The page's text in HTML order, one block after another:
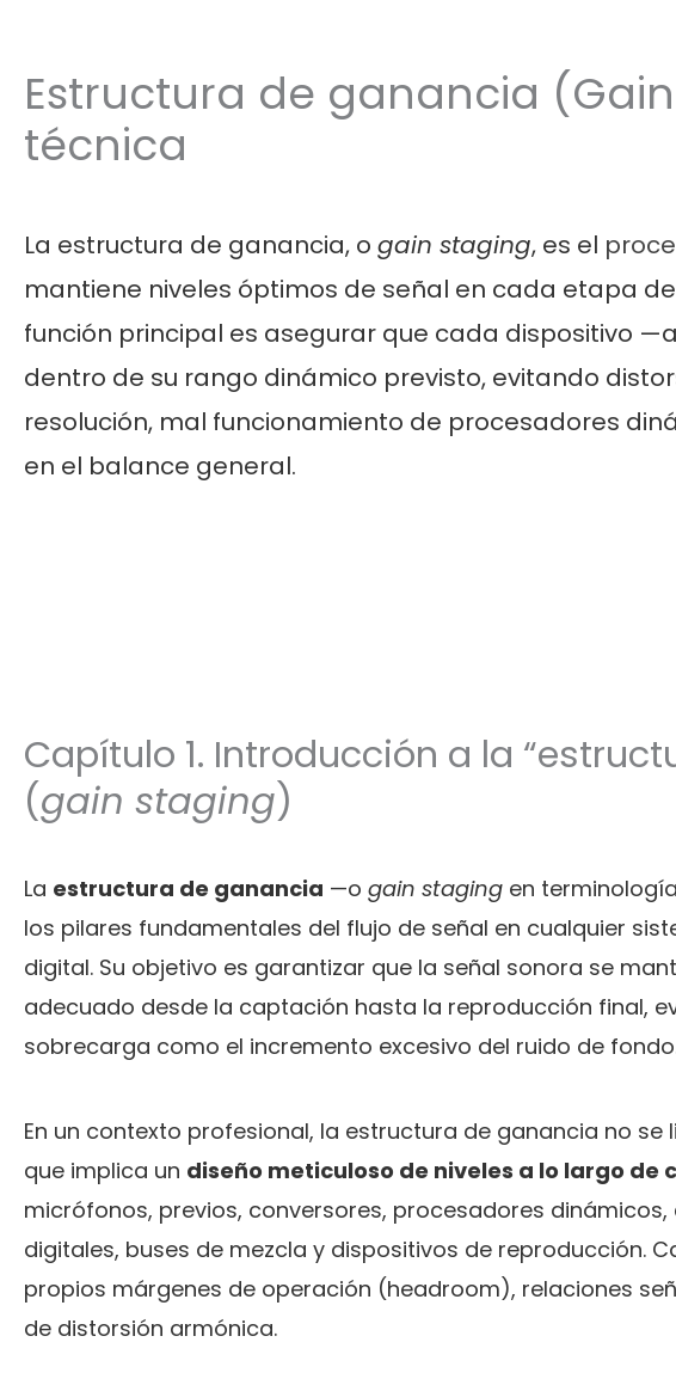
Estructura de ganancia
técnica
La estructura de ganancia, o gain staging, es el
mantiene niveles óptimos de señal en cada etapa
función principal es asegurar que cada dispositivo
dentro de su rango dinámico previsto, evitando
resolución, mal funcionamiento de procesadores
en el balance general.
Capítulo 1. Introducción a la
(gain staging)
La estructura de ganancia —o gain staging en
los pilares fundamentales del flujo de señal en cualquier
digital. Su objetivo es garantizar que la señal sonora se
adecuado desde la captación hasta la reproducción final,
sobrecarga como el incremento excesivo del ruido de
En un contexto profesional, la estructura de ganancia no se
que implica un diseño meticuloso de niveles a lo largo de
micrófonos, previos, conversores, procesadores
digitales, buses de mezcla y dispositivos de reproducción.
propios márgenes de operación (headroom), relaciones
de distorsión armónica.